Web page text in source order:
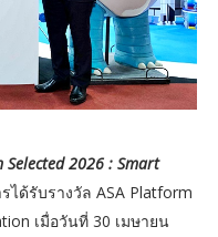
2026 : Smart
ได้รับรางวัล ASA Platform
เมื่อวันที่ 30 เมษายน